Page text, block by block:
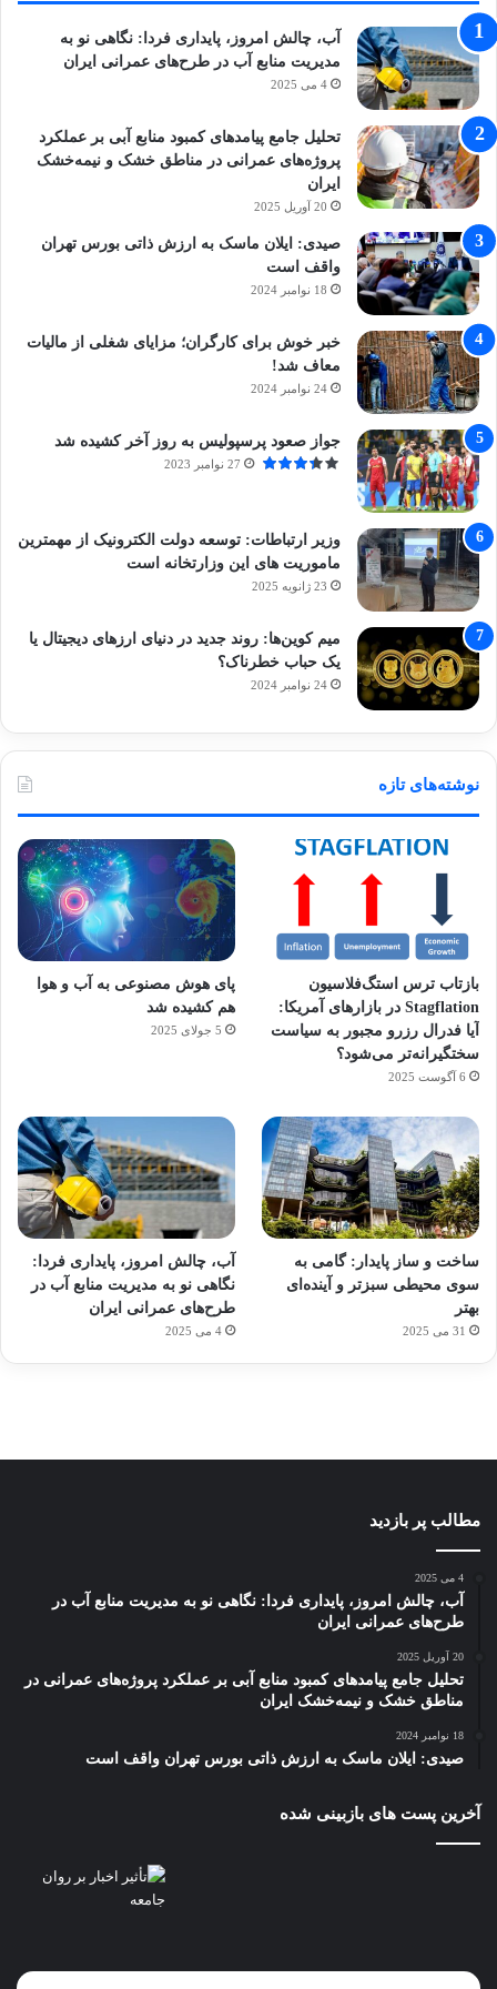
آب، چالش امروز، پایداری فردا: نگاهی نو به
مدیریت منابع آب در طرح‌های عمرانی ایران
4 می 2025
تحلیل جامع پیامدهای کمبود منابع آبی بر عملکرد
پروژه‌های عمرانی در مناطق خشک و نیمه‌خشک
ایران
20 آوریل 2025
صیدی: ایلان ماسک به ارزش ذاتی بورس تهران
واقف است
18 نوامبر 2024
خبر خوش برای کارگران؛ مزایای شغلی از مالیات
معاف شد!
24 نوامبر 2024
جواز صعود پرسپولیس به روز آخر کشیده شد
27 نوامبر 2023
وزیر ارتباطات: توسعه دولت الکترونیک از مهمترین
ماموریت های این وزارتخانه است
23 ژانویه 2025
میم کوین‌ها: روند جدید در دنیای ارزهای دیجیتال یا
یک حباب خطرناک؟
24 نوامبر 2024
نوشته‌های تازه
بازتاب ترس استگ‌فلاسیون
Stagflation در بازارهای آمریکا:
آیا فدرال رزرو مجبور به سیاست
سختگیرانه‌تر می‌شود؟
6 آگوست 2025
پای هوش مصنوعی به آب و هوا
هم کشیده شد
5 جولای 2025
ساخت و ساز پایدار: گامی به
سوی محیطی سبزتر و آینده‌ای
بهتر
31 می 2025
آب، چالش امروز، پایداری فردا:
نگاهی نو به مدیریت منابع آب در
طرح‌های عمرانی ایران
4 می 2025
آماده
برای
کشف
توسط
ژاکت
در
ی سفر
مجازی
…
توسط
ورزش
با
ساعت
هوشمند
عکاسی
با طعم
توسط
ژاکت
در
هدفون
های
2023
توسط
ژاکت
مطالب پر بازدید
4 می 2025
آب، چالش امروز، پایداری فردا: نگاهی نو به مدیریت منابع آب در
طرح‌های عمرانی ایران
20 آوریل 2025
تحلیل جامع پیامدهای کمبود منابع آبی بر عملکرد پروژه‌های عمرانی در
مناطق خشک و نیمه‌خشک ایران
18 نوامبر 2024
صیدی: ایلان ماسک به ارزش ذاتی بورس تهران واقف است
آخرین پست های بازبینی شده